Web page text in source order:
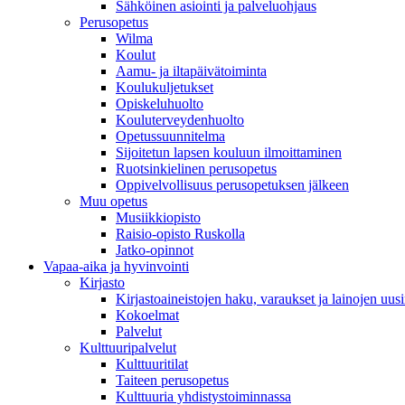
Sähköinen asiointi ja palveluohjaus
Perusopetus
Wilma
Koulut
Aamu- ja iltapäivätoiminta
Koulukuljetukset
Opiskeluhuolto
Kouluterveydenhuolto
Opetussuunnitelma
Sijoitetun lapsen kouluun ilmoittaminen
Ruotsinkielinen perusopetus
Oppivelvollisuus perusopetuksen jälkeen
Muu opetus
Musiikkiopisto
Raisio-opisto Ruskolla
Jatko-opinnot
Vapaa-aika ja hyvinvointi
Kirjasto
Kirjastoaineistojen haku, varaukset ja lainojen
Kokoelmat
Palvelut
Kulttuuripalvelut
Kulttuuritilat
Taiteen perusopetus
Kulttuuria yhdistystoiminnassa